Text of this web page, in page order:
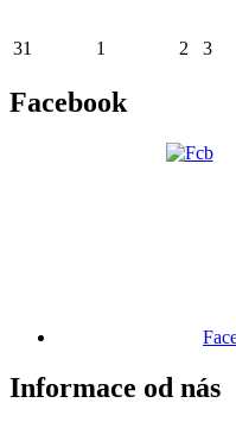
31 1 2 3
Facebook
Informace od nás